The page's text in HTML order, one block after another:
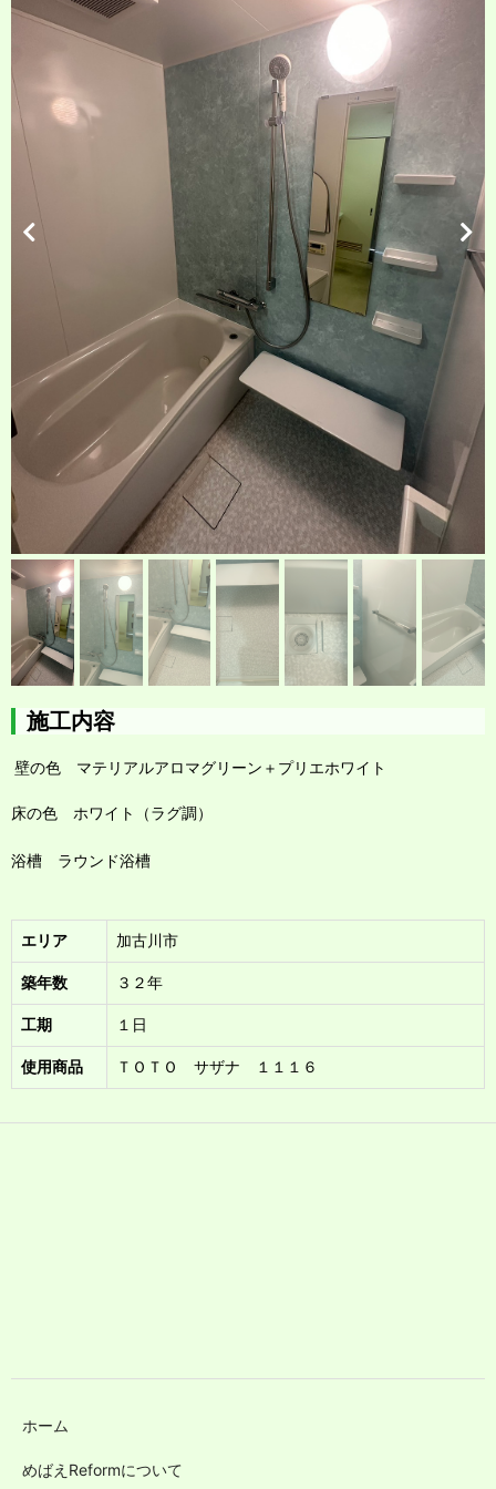
施工内容
壁の色 マテリアルアロマグリーン＋プリエホワイト
床の色 ホワイト（ラグ調）
浴槽 ラウンド浴槽
エリア 加古川市
築年数 ３２年
工期 １日
使用商品 ＴＯＴＯ サザナ １１１６
ホーム
めばえReformについて